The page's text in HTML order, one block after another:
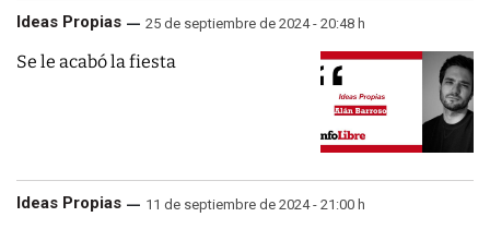
Ideas Propias 25 de septiembre de 2024 - 20:48 h
Se le acabó la fiesta
Ideas Propias 11 de septiembre de 2024 - 21:00 h